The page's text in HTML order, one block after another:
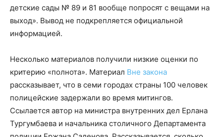
детские сады № 89 и 81 вообще попросят с вещами на
выход». Вывод не подкрепляется официальной
информацией.
Несколько материалов получили низкие оценки по
критерию «полнота». Материал Вне закона
рассказывает, что в семи городах страны 100 человек
полицейские задержали во время митингов.
Ссылается автор на министра внутренних дел Ерлана
Тургумбаева и начальника столичного Департамента